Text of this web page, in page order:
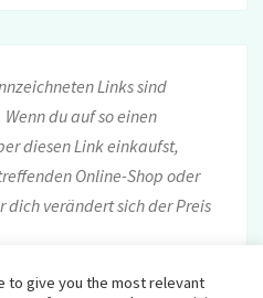
Links sind
du auf so einen
diesen Link einkaufst,
Online-Shop oder
dich verändert sich der Preis
to give you the most relevant